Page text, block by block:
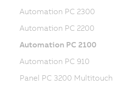
Automation PC 2300
Automation PC 2200
Automation PC 2100
Automation PC 910
Panel PC 3200 Multitouch